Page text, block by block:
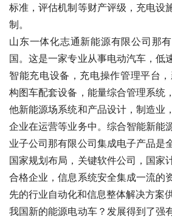
标准，评估机制等财产评级，充电设
制。
山东一体化志通新能源有限公司那
国。这是一家专业从事电动汽车，低
智能充电设备，充电操作管理平台
构图车配套设备，能量综合管理系统
他新能源场系统和产品设计，制造业
企业在运营等业务中。综合智能新能
业子公司那有限公司集成电子产品是
国家规划布局，关键软件公司，国家
合格企业，信息系统安全集成一流的
先的行业自动化和信息整体解决方案供
我国新的能源电动车？发展得到了强